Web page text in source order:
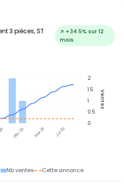
3 pièces, ST
↗ +34.5% sur 12
mois
Déc 25 Mai 26 Jul 26
2
1.5
1
0.5
0
Ventes
Nb ventes Cette annonce